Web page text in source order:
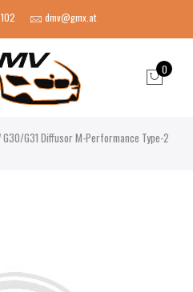
dmv@gmx.at
0
G30/G31 Diffusor M-Performance Type-2